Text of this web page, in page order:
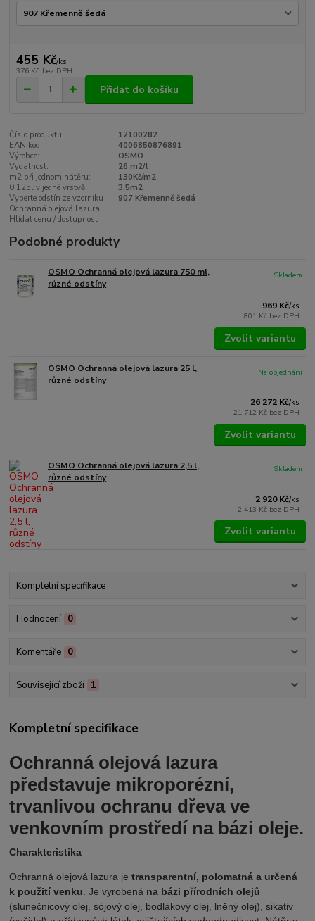
455 Kč/ks
376 Kč bez DPH
Přidat do košíku
Číslo produktu:
12100282
EAN kód:
4006850876891
Výrobce:
OSMO
Vydatnost:
26 m2/l
m2 při jednom nátěru:
130Kč/m2
0,125l v jedné vrstvě:
3,5m2
Vyberte odstín ze vzorníku
Ochranná olejová lazura:
907 Křemenně šedá
Hlídat cenu / dostupnost
Podobné produkty
OSMO Ochranná olejová lazura 750 ml,
různé odstíny
969 Kč/ks
801 Kč bez DPH
Skladem
Zvolit variantu
OSMO Ochranná olejová lazura 25 l,
různé odstíny
26 272 Kč/ks
21 712 Kč bez DPH
Na objednání
Zvolit variantu
OSMO Ochranná olejová lazura 2,5 l,
různé odstíny
2 920 Kč/ks
2 413 Kč bez DPH
Skladem
Zvolit variantu
Kompletní specifikace
Hodnocení 0
Komentáře 0
Související zboží 1
Kompletní specifikace
Ochranná olejová lazura
představuje mikroporézní,
trvanlivou ochranu dřeva ve
venkovním prostředí na bázi oleje.
Charakteristika
Ochranná olejová lazura jetransparentní, polomatná a určená
k použití venku. Je vyrobená na bázi přírodních olejů
(slunečnicový olej, sójový olej, bodlákový olej, lněný olej), sikativ